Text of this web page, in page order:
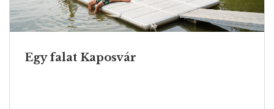
Egy falat Kaposvár